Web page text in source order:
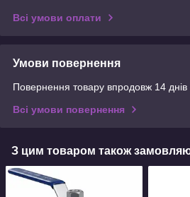
Всі умови оплати
Умови повернення
Повернення товару впродовж 14 днів
Всі умови повернення
З цим товаром також